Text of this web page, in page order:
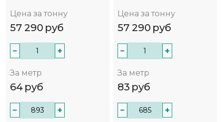
Цена за тонну
57 290 руб
− +
За метр
64 руб
− +
Цена за тонну
57 290 руб
− +
За метр
83 руб
− +